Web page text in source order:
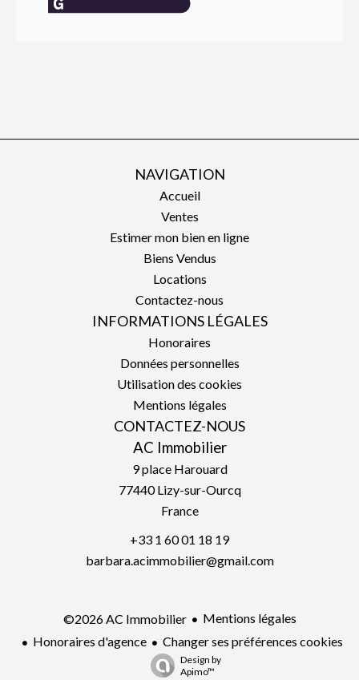
NAVIGATION
Accueil
Ventes
Estimer mon bien en ligne
Biens Vendus
Locations
Contactez-nous
INFORMATIONS LÉGALES
Honoraires
Données personnelles
Utilisation des cookies
Mentions légales
CONTACTEZ-NOUS
AC Immobilier
9 place Harouard
77440Lizy-sur-Ourcq
France
+33 1 60 01 18 19
barbara.acimmobilier@gmail.com
©2026 AC Immobilier
Mentions légales
Honoraires d'agence
Changer ses préférences cookies
Design by
Apimo™